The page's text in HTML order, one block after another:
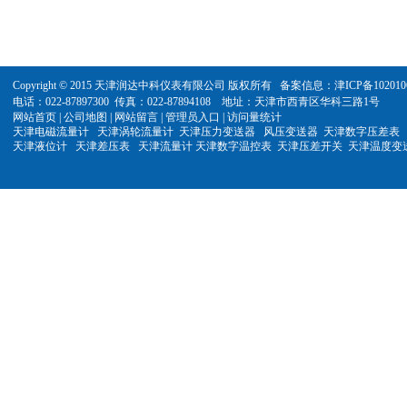
Copyright © 2015 天津润达中科仪表有限公司 版权所有 备案信息：津ICP备
电话：022-87897300 传真：022-87894108 地址：天津市西青区华科三路1号
网站首页 公司地图 网站留言 管理员入口
访问量统计 ​
天津电磁流量计
天津涡轮流量计 天津压力变送器 风压变送器 天津数字压差表
天津液位计 天津差压表 天津流量计 天津数字温控表 天津压差开关 天津温度